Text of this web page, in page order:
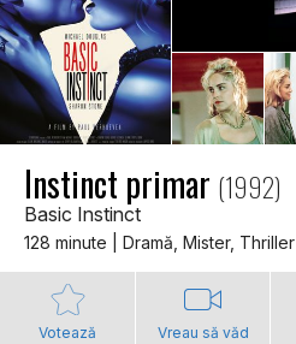
Instinct primar (1992)
Basic Instinct
128 minute | Dramă, Mister, Thriller
Votează Vreau să văd